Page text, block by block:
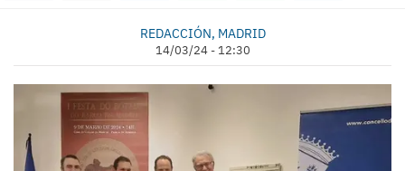
REDACCIÓN, MADRID
14/03/24 - 12:30